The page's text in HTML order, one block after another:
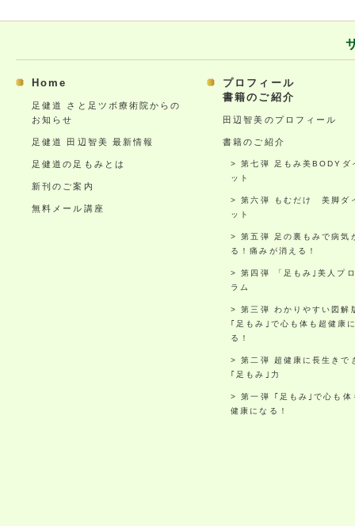
Home
足健道 さと足ツボ療術院からの
お知らせ
足健道 田辺智美 最新情報
足健道の足もみとは
新刊のご案内
無料メール講座
プロフィール
書籍のご紹介
田辺智美のプロフィール
書籍のご紹介
第七弾 足もみ美BODYダ
ット
第六弾 もむだけ 美脚ダ
ット
第五弾 足の裏もみで病気
る！痛みが消える！
第四弾 「足もみ｣美人プ
ラム
第三弾 わかりやすい図解
｢足もみ｣で心も体も超健康
る！
第二弾 超健康に長生きで
｢足もみ｣力
第一弾 ｢足もみ｣で心も体
健康になる！